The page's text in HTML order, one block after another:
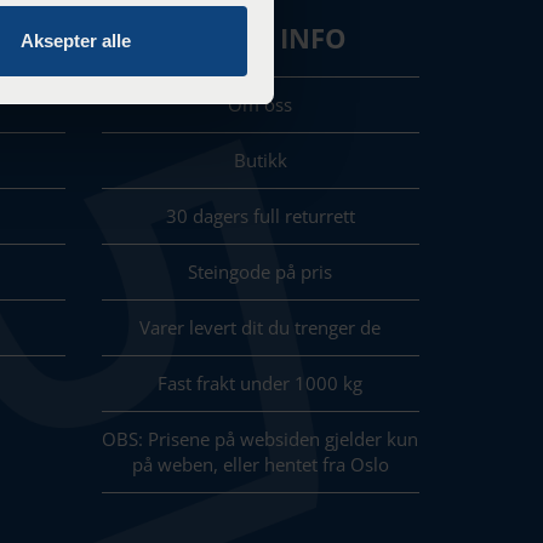
Aksepter alle NYTTIG INFO
Om oss
Butikk
30 dagers full returrett
Steingode på pris
Varer levert dit du trenger de
Fast frakt under 1000 kg
OBS: Prisene på websiden gjelder kun
på weben, eller hentet fra Oslo